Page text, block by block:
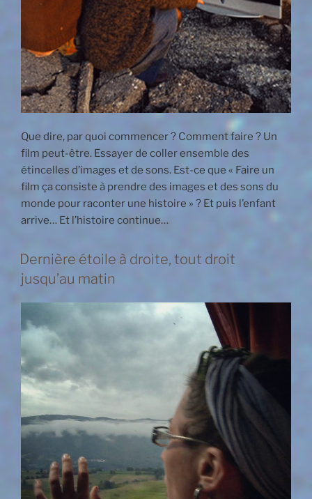
Que dire, par quoi commencer ? Comment faire ? Un
film peut-être. Essayer de coller ensemble des
étincelles d’images et de sons. Est-ce que « Faire un
film ça consiste à prendre des images et des sons du
monde pour raconter une histoire » ? Et puis l’enfant
arrive… Et l’histoire continue…
Dernière étoile à droite, tout droit
jusqu’au matin